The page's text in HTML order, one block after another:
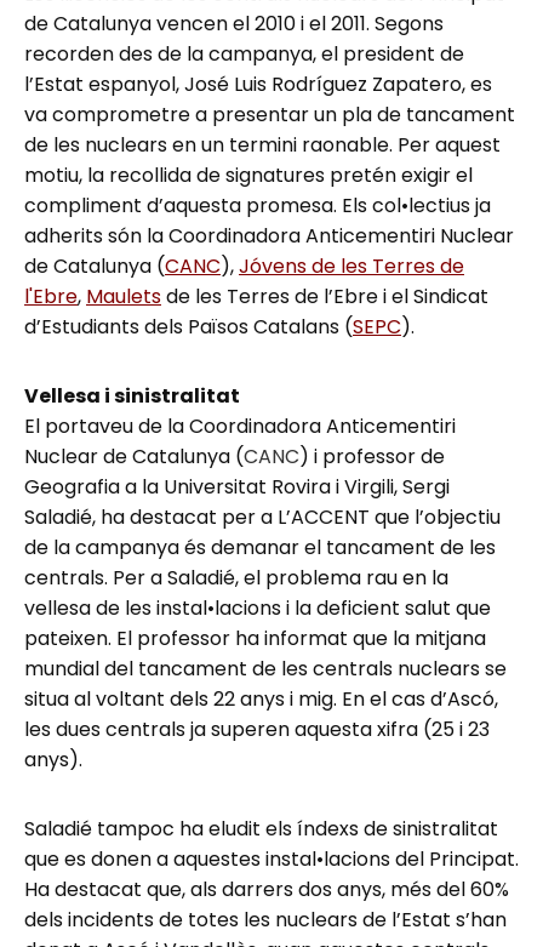
de Catalunya vencen el 2010 i el 2011. Segons
recorden des de la campanya, el president de
l’Estat espanyol, José Luis Rodríguez Zapatero, es
va comprometre a presentar un pla de tancament
de les nuclears en un termini raonable. Per aquest
motiu, la recollida de signatures pretén exigir el
compliment d’aquesta promesa. Els col•lectius ja
adherits són la Coordinadora Anticementiri Nuclear
de Catalunya (CANC),Jóvens de les Terres de
l'Ebre, Mauletsde les Terres de l’Ebre i el Sindicat
d’Estudiants dels Països Catalans (SEPC).
Vellesa i sinistralitat
El portaveu de la Coordinadora Anticementiri
Nuclear de Catalunya (CANC) i professor de
Geografia a la Universitat Rovira i Virgili, Sergi
Saladié, ha destacat per a L’ACCENT que l’objectiu
de la campanya és demanar el tancament de les
centrals. Per a Saladié, el problema rau en la
vellesa de les instal•lacions i la deficient salut que
pateixen. El professor ha informat que la mitjana
mundial del tancament de les centrals nuclears se
situa al voltant dels 22 anys i mig. En el cas d’Ascó,
les dues centrals ja superen aquesta xifra (25 i 23
anys).
Saladié tampoc ha eludit els índexs de sinistralitat
que es donen a aquestes instal•lacions del Principat.
Ha destacat que, als darrers dos anys, més del 60%
dels incidents de totes les nuclears de l’Estat s’han